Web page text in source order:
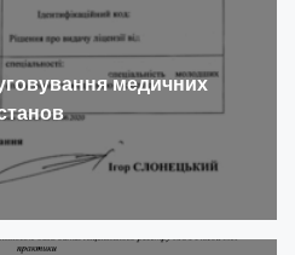
медичних